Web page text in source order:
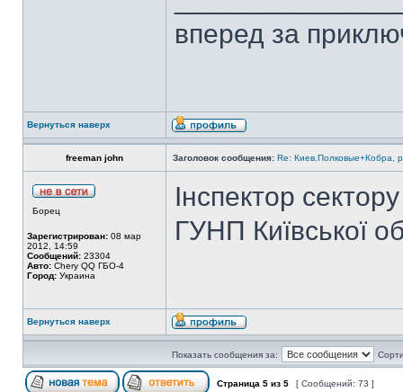
вперед за
Вернуться наверх
freeman john Заголовок сообщения: Re: Киев.Полковые+Кобра,
Борец
Зарегистрирован: 08 мар
2012, 14:59
Сообщений: 23304
Авто: Chery QQ ГБО-4
Город: Украина
Інспектор
ГУНП Київської
Вернуться наверх
Показать сообщения за:
Страница 5 из 5 [ Сообщений: 73 ]